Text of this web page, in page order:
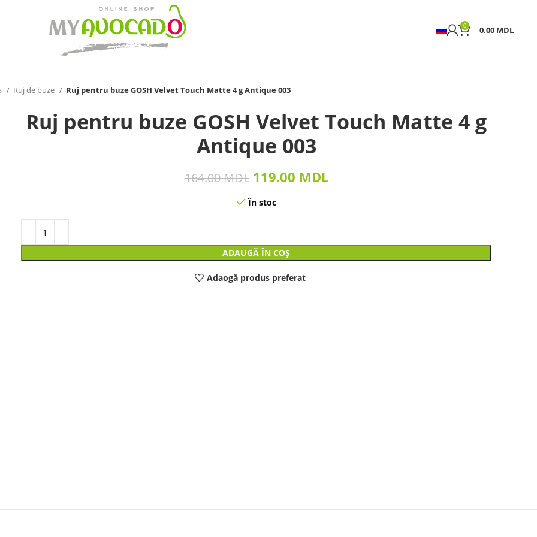
0 0.00 MDL
Ruj de buze Ruj pentru buze GOSH Velvet Touch Matte 4 g Antique 003
Ruj pentru buze GOSH Velvet Touch Matte 4 g
Antique 003
164.00MDL 119.00 MDL
În stoc
ADAUGĂ ÎN COȘ
Adaogă produs preferat